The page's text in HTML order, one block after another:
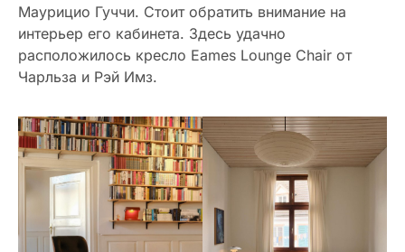
Маурицио Гуччи. Стоит обратить внимание на
интерьер его кабинета. Здесь удачно
расположилось кресло Eames Lounge Chair от
Чарльза и Рэй Имз.